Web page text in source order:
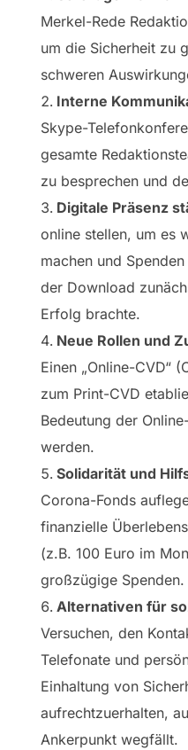
Merkel-Rede
um die Sicherheit zu
schweren
Interne
Skype-
gesamte
zu besprechen und
Digitale Präsenz
online stellen, um es
machen und
der Download
Erfolg brachte.
Neue Rollen und
Einen „Online-CVD“
zum Print-CVD
Bedeutung der
werden.
Solidarität und
Corona-Fonds
finanzielle
(z.B. 100 Euro im
großzügige Spenden.
Alternativen für
Versuchen, den
Telefonate und
Einhaltung von
aufrechtzuerhalten,
Ankerpunkt wegfällt.